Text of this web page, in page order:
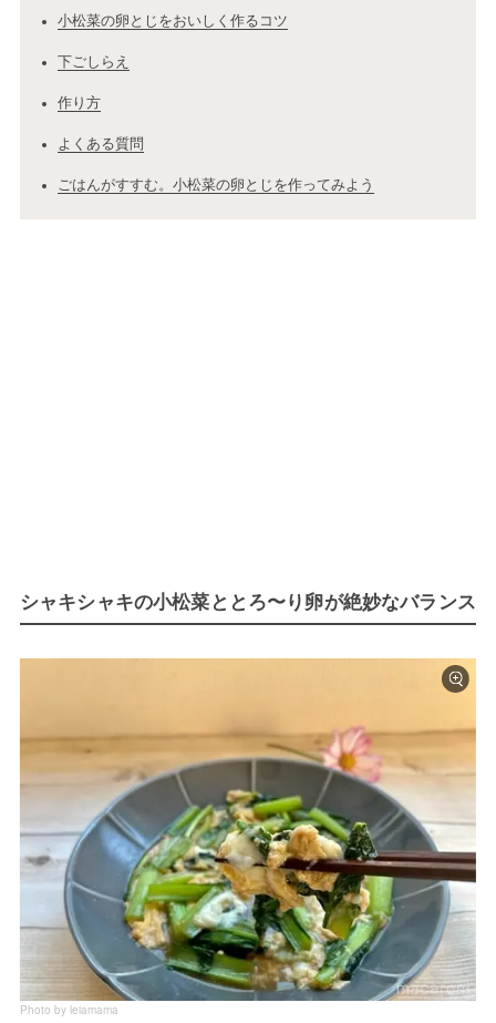
小松菜の卵とじをおいしく作るコツ
下ごしらえ
作り方
よくある質問
ごはんがすすむ。小松菜の卵とじを作ってみよう
シャキシャキの小松菜ととろ〜り卵が絶妙なバランス
Photo by leiamama